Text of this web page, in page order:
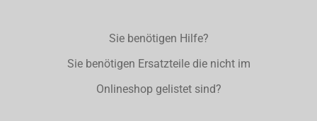
Sie benötigen Hilfe?
Sie benötigen Ersatzteile die nicht im
Onlineshop gelistet sind?